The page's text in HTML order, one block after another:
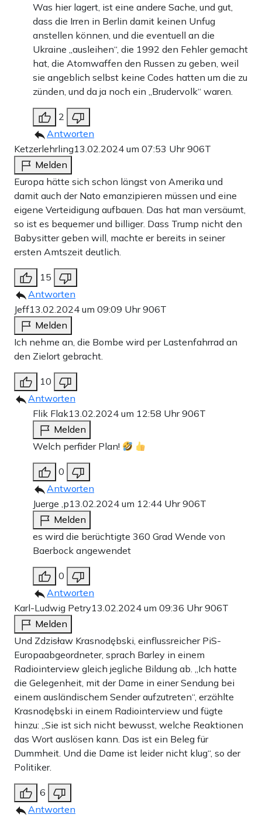
Was hier lagert, ist eine andere Sache, und gut,
dass die Irren in Berlin damit keinen Unfug
anstellen können, und die eventuell an die
Ukraine „ausleihen“, die 1992 den Fehler gemacht
hat, die Atomwaffen den Russen zu geben, weil
sie angeblich selbst keine Codes hatten um die zu
zünden, und da ja noch ein „Brudervolk“ waren.
2
Antworten
Ketzerlehrling13.02.2024 um 07:53 Uhr906T
Melden
Europa hätte sich schon längst von Amerika und
damit auch der Nato emanzipieren müssen und eine
eigene Verteidigung aufbauen. Das hat man versäumt,
so ist es bequemer und billiger. Dass Trump nicht den
Babysitter geben will, machte er bereits in seiner
ersten Amtszeit deutlich.
15
Antworten
Jeff13.02.2024 um 09:09 Uhr906T
Melden
Ich nehme an, die Bombe wird per Lastenfahrrad an
den Zielort gebracht.
10
Antworten
Flik Flak13.02.2024 um 12:58 Uhr906T
Melden
Welch perfider Plan!
0
Antworten
Juerge ,p13.02.2024 um 12:44 Uhr906T
Melden
es wird die berüchtigte 360 Grad Wende von
Baerbock angewendet
0
Antworten
Karl-Ludwig Petry13.02.2024 um 09:36 Uhr906T
Melden
Und Zdzisław Krasnodębski, einflussreicher PiS-
Europaabgeordneter, sprach Barley in einem
Radiointerview gleich jegliche Bildung ab. „Ich hatte
die Gelegenheit, mit der Dame in einer Sendung bei
einem ausländischem Sender aufzutreten“, erzählte
Krasnodębski in einem Radiointerview und fügte
hinzu: „Sie ist sich nicht bewusst, welche Reaktionen
das Wort auslösen kann. Das ist ein Beleg für
Dummheit. Und die Dame ist leider nicht klug“, so der
Politiker.
6
Antworten